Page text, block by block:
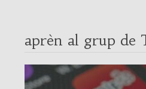
aprèn al grup de